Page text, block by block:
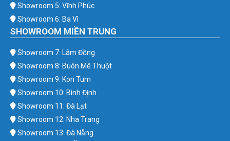
Showroom 5: Vĩnh Phúc
Showroom 6: Ba Vì
SHOWROOM MIỀN TRUNG
Showroom 7: Lâm Đồng
Showroom 8: Buôn Mê Thuột
Showroom 9: Kon Tum
Showroom 10: Bình Định
Showroom 11: Đà Lạt
Showroom 12: Nha Trang
Showroom 13: Đà Nẵng